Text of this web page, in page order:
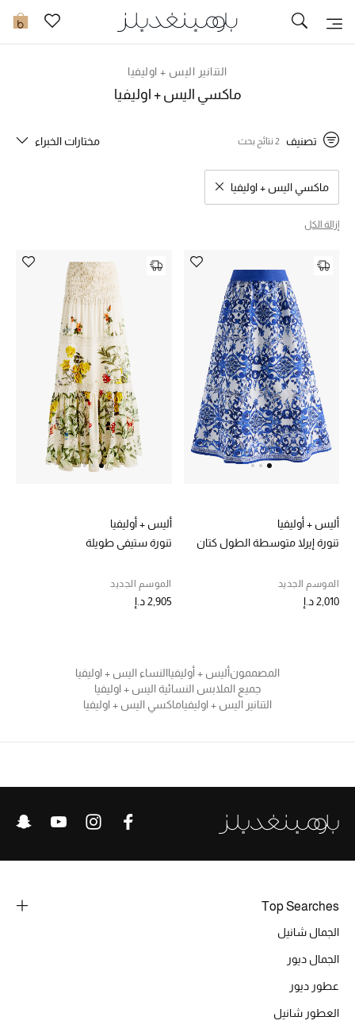
0 تخفيضات
مزيد من التخفيضات
النساء
الرجال
الجمال
مستلزمات المنزل
خصم حتى 70%
تسوقوا الآن
ما وصلنا حديثاً
النساء
مستلزمات المنزل
نسوقوا أحدث ما وصلنا
التنانير اليس + اوليفيا
ماكسي اليس + اوليفيا
تصنيف 2 نتائج بحث مختارات الخبراء
ماكسي اليس + اوليفيا
مسح نتائج البحث النوع المحدد
إزالة الكل
أليس + أوليفيا
تنورة إيرلا متوسطة الطول كتان
الموسم الجديد
2,010 د.إ
أليس + أوليفيا
تنورة ستيفي طويلة
الموسم الجديد
2,905 د.إ
المصممونأليس + أوليفياالنساء اليس + اوليفيا
جميع الملابس النسائية اليس + اوليفيا
التنانير اليس + اوليفياماكسي اليس + اوليفيا
Top Searches
الجمال شانيل
الجمال ديور
عطور ديور
العطور شانيل